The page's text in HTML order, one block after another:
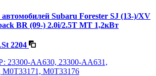
Subaru Forester SJ (13-)/XV
BR (09-) 2.0i/2.5T MT 1,2кВт
2204
AA630, 23300-AA631,
M0T33171, M0T33176